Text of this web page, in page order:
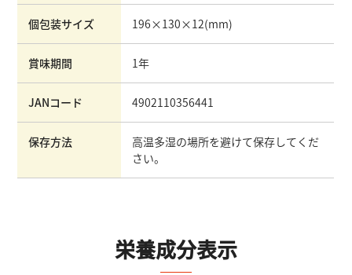
個包装サイズ 196×130×12(mm)
賞味期間 1年
JANコード 4902110356441
保存方法
高温多湿の場所を避けて保存してくだ
さい。
栄養成分表示